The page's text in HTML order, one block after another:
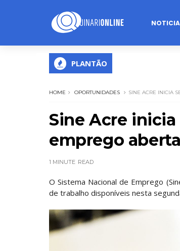
PLANTÃO
HOME OPORTUNIDADES SINE ACRE INICIA
Sine Acre
emprego
1 MINUTE READ
O Sistema Nacional de Emprego
de trabalho disponíveis nesta